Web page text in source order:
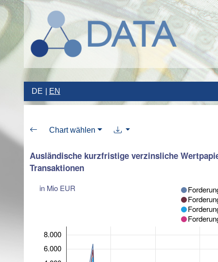
DE EN
Chart wählen
Ausländische kurzfristige verzinsliche
Transaktionen
in Mio EUR
6.000
8.000